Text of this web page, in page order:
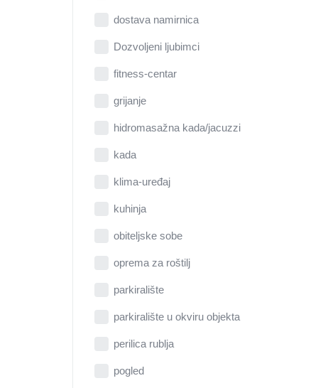
dostava namirnica
Dozvoljeni ljubimci
fitness-centar
grijanje
hidromasažna kada/jacuzzi
kada
klima-uređaj
kuhinja
obiteljske sobe
oprema za roštilj
parkiralište
parkiralište u okviru objekta
perilica rublja
pogled